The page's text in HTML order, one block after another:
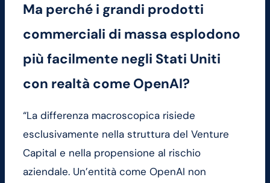
Ma perché i grandi prodotti
commerciali di massa esplodono
più facilmente negli Stati Uniti
con realtà come OpenAI?
“La differenza macroscopica risiede
esclusivamente nella struttura del Venture
Capital e nella propensione al rischio
aziendale. Un’entità come OpenAI non